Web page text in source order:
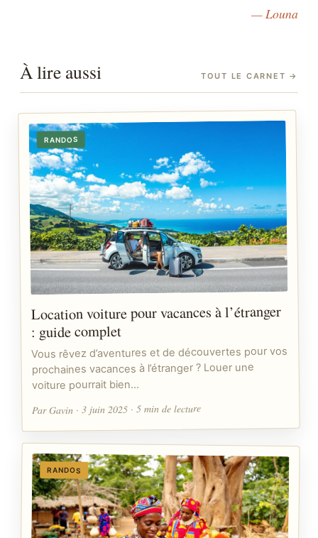
— Louna
À lire aussi TOUT LE CARNET →
RANDOS
Location voiture pour vacances à l’étranger
: guide complet
Vous rêvez d’aventures et de découvertes pour vos
prochaines vacances à l’étranger ? Louer une
voiture pourrait bien…
Par Gavin · 3 juin 2025 · 5 min de lecture
RANDOS